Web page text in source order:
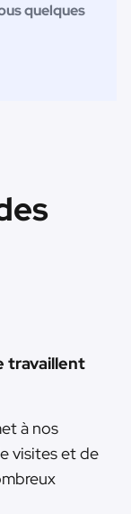
quelques
travaillent
à nos
visites et de